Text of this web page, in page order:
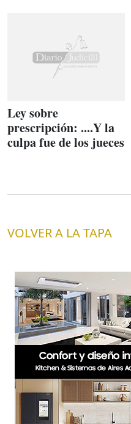
Ley sobre
prescripción: ....Y la
culpa fue de los jueces
VOLVER A LA TAPA